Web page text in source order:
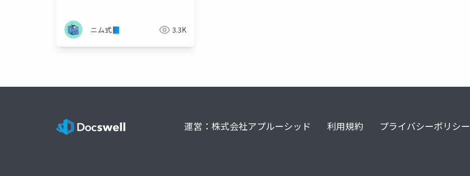
ニム式📘 3.3K
運営：株式会社アプルーシッド 利用規約 プライバシーポリシー